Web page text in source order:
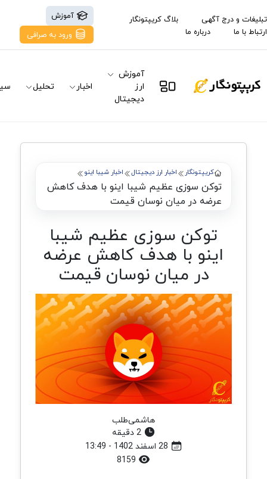
تبلیغات و درج آگهی
بلاگ کریپتونگار
ارتباط با ما
درباره ما
آموزش
ورود به صرافی
آموزش
ارز
دیجیتال
اخبار تحلیل
کریپتونگار اخبار ارز دیجیتال اخبار شیبا اینو
توکن سوزی عظیم شیبا اینو با هدف کاهش
عرضه در میان نوسان قیمت
توکن سوزی عظیم شیبا
اینو با هدف کاهش عرضه
در میان نوسان قیمت
هاشمی‌طلب
2 دقیقه